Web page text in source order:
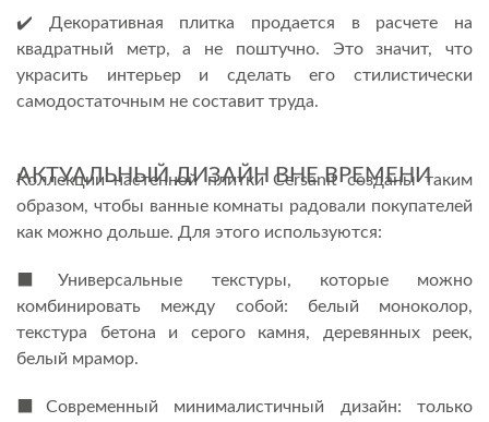
✔️ Декоративная плитка продается в расчете на
квадратный метр, а не поштучно. Это значит, что
украсить интерьер и сделать его стилистически
самодостаточным не составит труда.
АКТУАЛЬНЫЙ ДИЗАЙН ВНЕ ВРЕМЕНИ
Коллекции настенной плитки Cersanit созданы таким
образом, чтобы ванные комнаты радовали покупателей
как можно дольше. Для этого используются:
⬛️Универсальные текстуры, которые можно
комбинировать между собой: белый моноколор,
текстура бетона и серого камня, деревянных реек,
белый мрамор.
⬛️Современный минималистичный дизайн: только